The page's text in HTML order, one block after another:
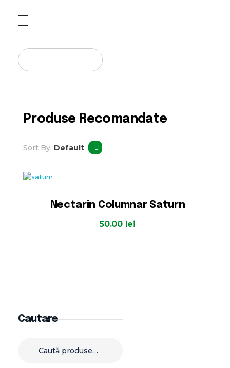
Pomi fructiferi , Vita de Vie si Arbusti Fructiferi
Produse Recomandate
Sort By: Default
Nectarin Columnar Saturn
50.00 lei
Cautare